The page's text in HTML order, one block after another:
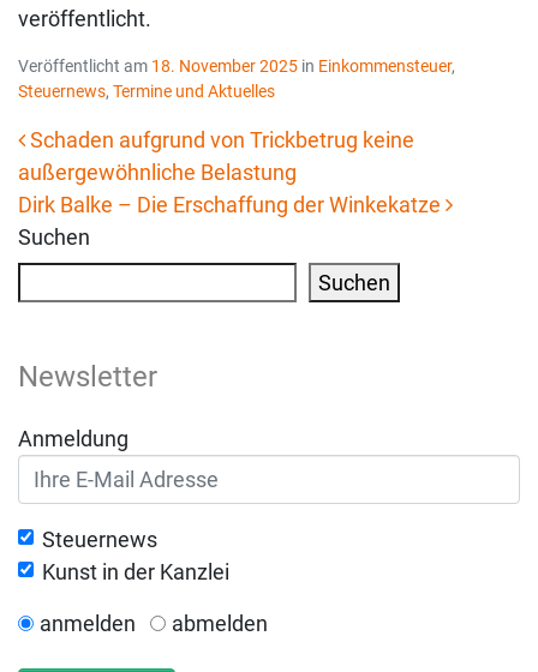
veröffentlicht.
Veröffentlicht am 18. November 2025 in Einkommensteuer,
Steuernews, Termine und Aktuelles
Beitrags-Navigation
Schaden aufgrund von Trickbetrug keine
außergewöhnliche Belastung
Dirk Balke – Die Erschaffung der Winkekatze
Suchen
Suchen
Newsletter
Anmeldung
Steuernews
Kunst in der Kanzlei
anmelden abmelden